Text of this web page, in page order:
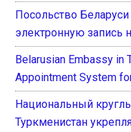
Посольство
электронную запись
Belarusian Embassy in
Appointment System
Национальный
Туркменистан